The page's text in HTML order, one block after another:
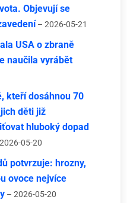
Objevují se
– 2026-05-21
USA o zbraně
naučila vyrábět
kteří dosáhnou 70
děti již
hluboký dopad
05-20
potvrzuje: hrozny,
ovoce nejvíce
– 2026-05-20